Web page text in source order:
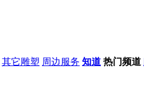
其它雕塑 周边服务 知道 热门频道